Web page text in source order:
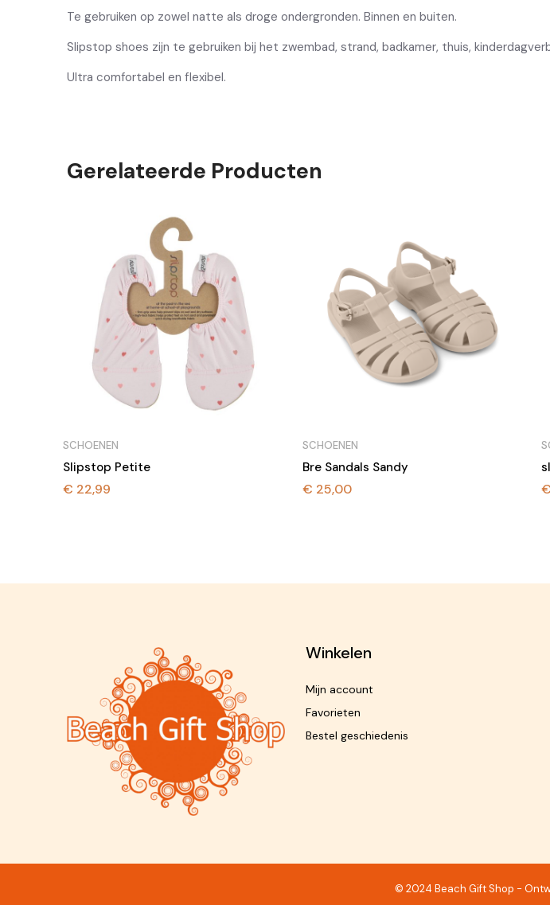
Te gebruiken op zowel natte als droge ondergronden. Binnen en buiten.
Slipstop shoes zijn te gebruiken bij het zwembad, strand, badkamer, thuis,
Ultra comfortabel en flexibel.
Gerelateerde Producten
SCHOENEN
Slipstop Petite
€ 22,99
SCHOENEN
Bre Sandals Sandy
€ 25,00 €
Winkelen
Mijn account
Favorieten
Bestel geschiedenis
© 2024 Beach Gift Shop -